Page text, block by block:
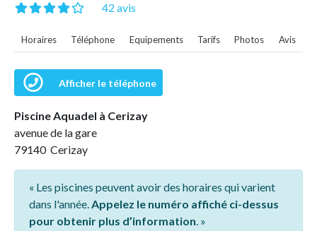
42 avis
Horaires Téléphone Equipements Tarifs Photos Avis
Afficher le téléphone
Piscine Aquadel à Cerizay
avenue de la gare
79140 Cerizay
« Les piscines peuvent avoir des horaires qui varient
dans l'année.Appelez le numéro affiché ci-dessus
pour obtenir plus d’information. »